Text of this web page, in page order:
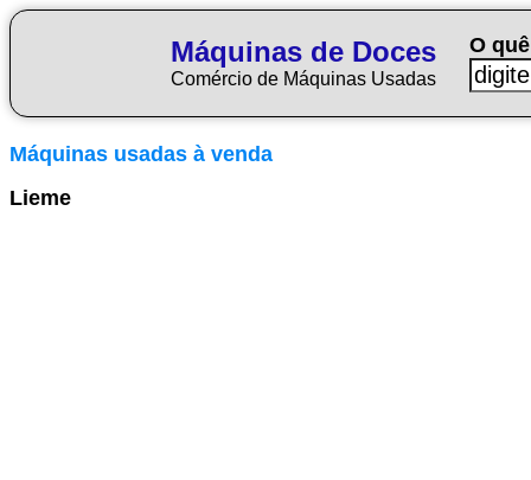
Máquinas de Doces
Comércio de Máquinas Usadas
O
Máquinas usadas à venda
Lieme